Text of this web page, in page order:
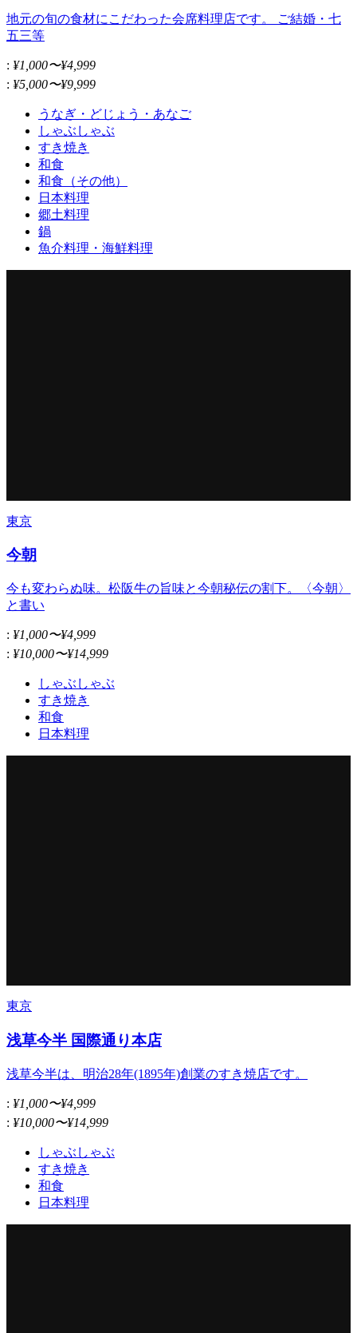
地元の旬の食材にこだわった会席料理店です。 ご結婚・七
五三等
: ¥1,000〜¥4,999
: ¥5,000〜¥9,999
うなぎ・どじょう・あなご
しゃぶしゃぶ
すき焼き
和食
和食（その他）
日本料理
郷土料理
鍋
魚介料理・海鮮料理
東京
今朝
今も変わらぬ味。松阪牛の旨味と今朝秘伝の割下。〈今朝〉
と書い
: ¥1,000〜¥4,999
: ¥10,000〜¥14,999
しゃぶしゃぶ
すき焼き
和食
日本料理
東京
浅草今半 国際通り本店
浅草今半は、明治28年(1895年)創業のすき焼店です。
: ¥1,000〜¥4,999
: ¥10,000〜¥14,999
しゃぶしゃぶ
すき焼き
和食
日本料理